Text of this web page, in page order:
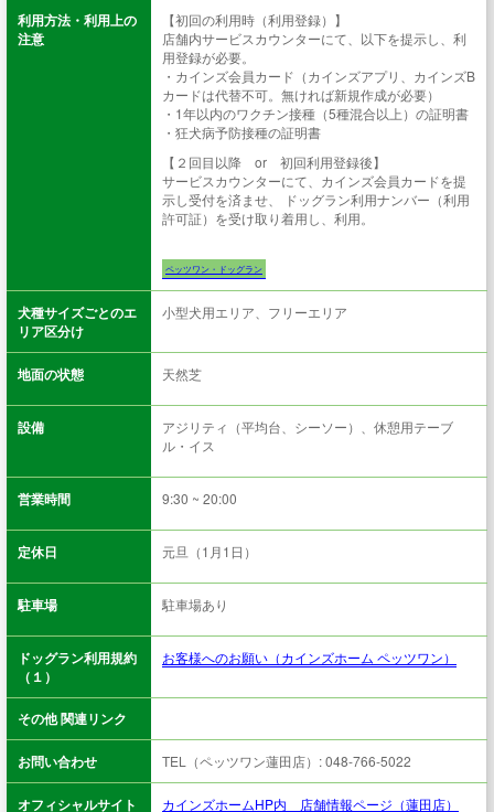
利用方法・利用上の
注意
【初回の利用時（利用登録）】
店舗内サービスカウンターにて、以下を提示し、利
用登録が必要。
・カインズ会員カード（カインズアプリ、カインズB
カードは代替不可。無ければ新規作成が必要）
・1年以内のワクチン接種（5種混合以上）の証明書
・狂犬病予防接種の証明書
【２回目以降 or 初回利用登録後】
サービスカウンターにて、カインズ会員カードを提
示し受付を済ませ、 ドッグラン利用ナンバー（利用
許可証）を受け取り着用し、利用。
ペッツワン・ドッグラン
犬種サイズごとのエ
リア区分け
小型犬用エリア、フリーエリア
地面の状態 天然芝
設備
アジリティ（平均台、シーソー）、休憩用テーブ
ル・イス
営業時間 9:30 ~ 20:00
定休日 元旦（1月1日）
駐車場 駐車場あり
ドッグラン利用規約
（１）
お客様へのお願い（カインズホーム ペッツワン）
その他 関連リンク
お問い合わせ TEL（ペッツワン蓮田店）: 048-766-5022
オフィシャルサイト カインズホームHP内 店舗情報ページ（蓮田店）